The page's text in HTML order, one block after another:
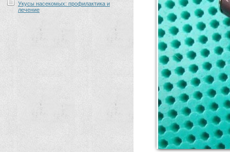
Укусы насекомых: профилактика и
лечение